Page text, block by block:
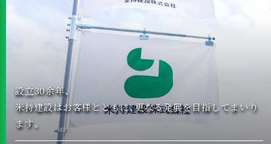
チャレンジできる環境で自分を磨く！
米持建設で、新しい仕事にチェレンジしてみませんか。
設立30余年、
米持建設はお客様とともに、更なる発展を目指してまいり
ます。
チャレンジできる環境で自分を磨く！
米持建設で、新しい仕事にチェレンジしてみませんか。
設立30余年、
米持建設はお客様とともに、更なる発展を目指してまいり
ます。